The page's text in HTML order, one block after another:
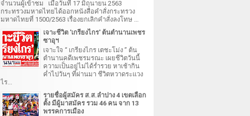
จำนวนผู้เข้าชม เมื่อวันที่ 17 มิถุนายน 2563
กระทรวงมหาดไทยได้ออกหนังสือคำสั่งกระทรวง
มหาดไทยที่ 1500/2563 เรื่องยกเลิกคำสั่งลงโทษ ...
เจาะชีวิต 'เกรียงไกร' ต้นตำนานเพชร
ซาอุฯ
เจาะใจ “ เกรียงไกร เตชะโม่ง ” ต้น
ตำนานคดีเพชรมรณะ เผยชีวิตวันนี้
ความเป็นอยู่ไม่ได้ร่ำรวย หาเช้ากิน
ค่ำไปวันๆ ที่ผ่านมา ชีวิตหวาดระแวง
ไร...
รายชื่อผู้สมัคร ส.ส.ลำปาง 4 เขตเลือก
ตั้ง มีผู้มาสมัคร รวม 46 คน จาก 13
พรรคการเมือง